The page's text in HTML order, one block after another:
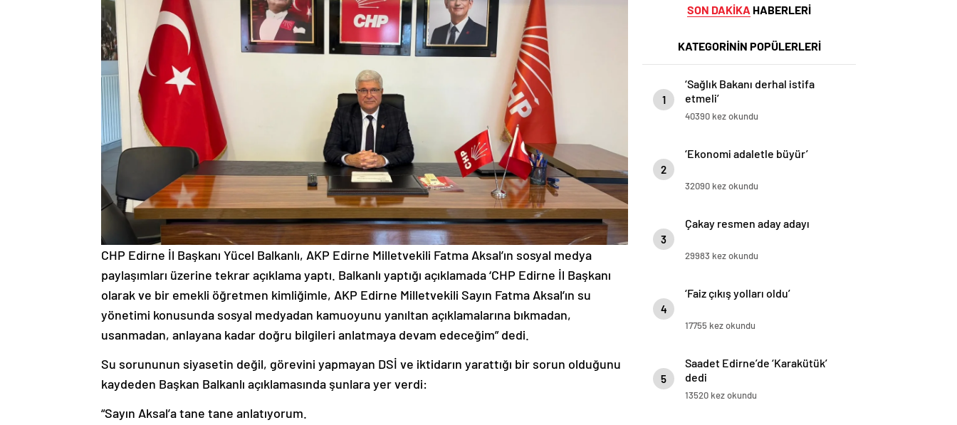
CHP Edirne İl Başkanı Yücel Balkanlı, AKP Edirne Milletvekili Fatma Aksal’ın sosyal medya
paylaşımları üzerine tekrar açıklama yaptı. Balkanlı yaptığı açıklamada ‘CHP Edirne İl Başkanı
olarak ve bir emekli öğretmen kimliğimle, AKP Edirne Milletvekili Sayın Fatma Aksal’ın su
yönetimi konusunda sosyal medyadan kamuoyunu yanıltan açıklamalarına bıkmadan,
usanmadan, anlayana kadar doğru bilgileri anlatmaya devam edeceğim” dedi.
Su sorununun siyasetin değil, görevini yapmayan DSİ ve iktidarın yarattığı bir sorun olduğunu
kaydeden Başkan Balkanlı açıklamasında şunlara yer verdi:
“Sayın Aksal’a tane tane anlatıyorum.
SON DAKİKA HABERLERİ
KATEGORİNİN POPÜLERLERİ
1
‘Sağlık Bakanı derhal istifa
etmeli’
40390 kez okundu
2
‘Ekonomi adaletle büyür’
32090 kez okundu
3
Çakay resmen aday adayı
29983 kez okundu
4
‘Faiz çıkış yolları oldu’
17755 kez okundu
5
Saadet Edirne’de ‘Karakütük’
dedi
13520 kez okundu